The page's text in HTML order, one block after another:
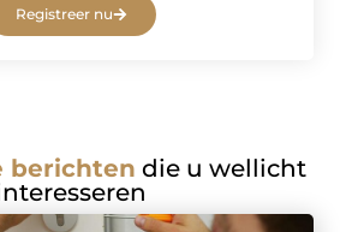
Registreer nu
berichten die u wellicht